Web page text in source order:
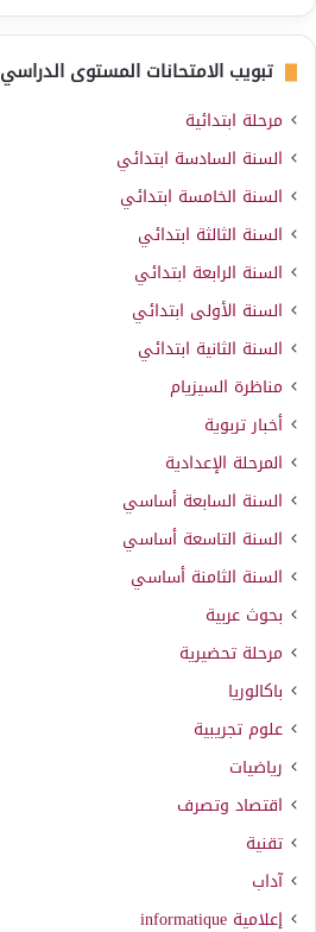
تبويب الامتحانات المستوى الدراسي
مرحلة ابتدائية
السنة السادسة ابتدائي
السنة الخامسة ابتدائي
السنة الثالثة ابتدائي
السنة الرابعة ابتدائي
السنة الأولى ابتدائي
السنة الثانية ابتدائي
مناظرة السيزيام
أخبار تربوية
المرحلة الإعدادية
السنة السابعة أساسي
السنة التاسعة أساسي
السنة الثامنة أساسي
بحوث عربية
مرحلة تحضيرية
باكالوريا
علوم تجريبية
رياضيات
اقتصاد وتصرف
تقنية
آداب
إعلامية informatique